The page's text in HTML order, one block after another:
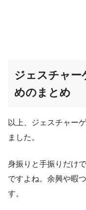
ジェスチャー
めのまとめ
以上、ジェスチャー
ました。
身振りと手振りだけ
ですよね。余興や暇
す。